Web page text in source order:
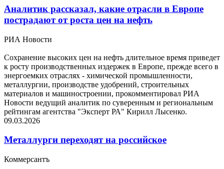
Аналитик рассказал, какие отрасли в Европе
пострадают от роста цен на нефть
РИА Новости
Сохранение высоких цен на нефть длительное время приведет
к росту производственных издержек в Европе, прежде всего в
энергоемких отраслях - химической промышленности,
металлургии, производстве удобрений, строительных
материалов и машиностроении, прокомментировал РИА
Новости ведущий аналитик по суверенным и региональным
рейтингам агентства "Эксперт РА" Кирилл Лысенко.
09.03.2026
Металлурги переходят на российское
Коммерсантъ